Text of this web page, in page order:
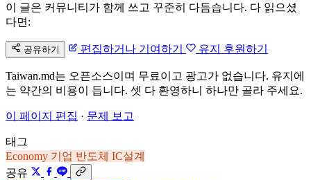
이 글은 커뮤니티가 함께 쓰고 꾸준히 다듬습니다. 다 읽으셨
다면:
공유하기 편집하거나 기여하기 유지 후원하기
Taiwan.md는 오픈소스이며 무료이고 광고가 없습니다. 유지에
는 약간의 비용이 듭니다. 셋 다 환영하니 하나만 골라 주세요.
이 페이지 편집 · 문제 보고
태그
Economy 기업 반도체 IC설계
공유